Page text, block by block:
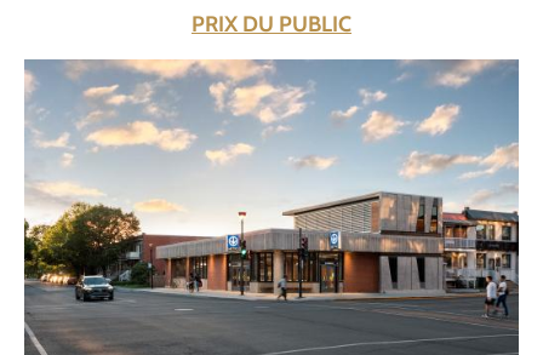
PRIX DU PUBLIC